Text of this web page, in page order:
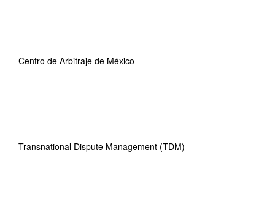
Centro de Arbitraje de México
Transnational Dispute Management (TDM)